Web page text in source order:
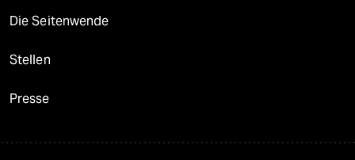
Die Seitenwende
Stellen
Presse